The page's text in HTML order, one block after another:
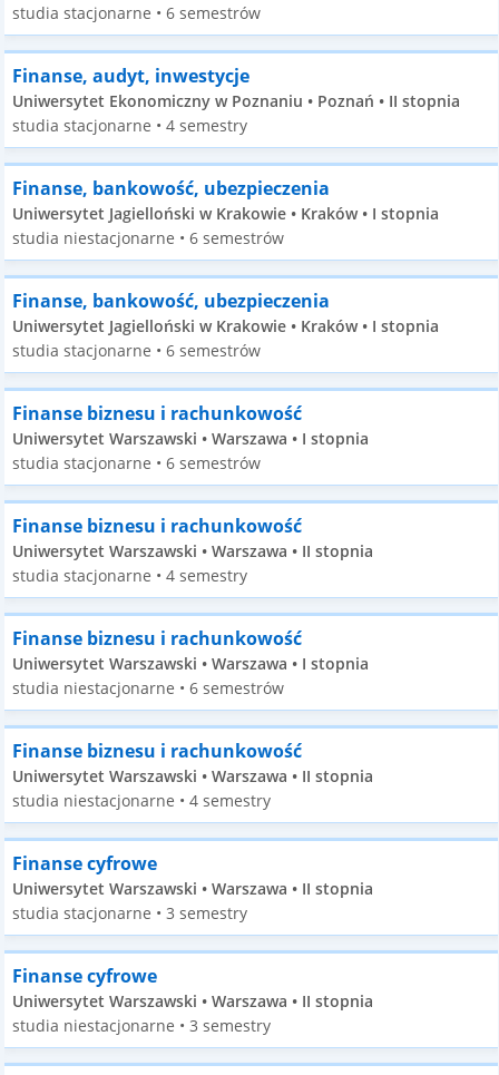
studia stacjonarne • 6 semestrów
Finanse, audyt, inwestycje
Uniwersytet Ekonomiczny w Poznaniu • Poznań • II stopnia
studia stacjonarne • 4 semestry
Finanse, bankowość, ubezpieczenia
Uniwersytet Jagielloński w Krakowie • Kraków • I stopnia
studia niestacjonarne • 6 semestrów
Finanse, bankowość, ubezpieczenia
Uniwersytet Jagielloński w Krakowie • Kraków • I stopnia
studia stacjonarne • 6 semestrów
Finanse biznesu i rachunkowość
Uniwersytet Warszawski • Warszawa • I stopnia
studia stacjonarne • 6 semestrów
Finanse biznesu i rachunkowość
Uniwersytet Warszawski • Warszawa • II stopnia
studia stacjonarne • 4 semestry
Finanse biznesu i rachunkowość
Uniwersytet Warszawski • Warszawa • I stopnia
studia niestacjonarne • 6 semestrów
Finanse biznesu i rachunkowość
Uniwersytet Warszawski • Warszawa • II stopnia
studia niestacjonarne • 4 semestry
Finanse cyfrowe
Uniwersytet Warszawski • Warszawa • II stopnia
studia stacjonarne • 3 semestry
Finanse cyfrowe
Uniwersytet Warszawski • Warszawa • II stopnia
studia niestacjonarne • 3 semestry